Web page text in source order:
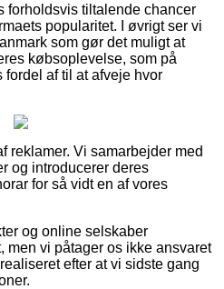
forholdsvis tiltalende chancer
popularitet. I øvrigt ser vi
som gør det muligt at
købsoplevelse, som på
fordel af til at afveje hvor
reklamer. Vi samarbejder med
og introducerer deres
for så vidt en af vores
og online selskaber
vi påtager os ikke ansvaret
efter at vi sidste gang